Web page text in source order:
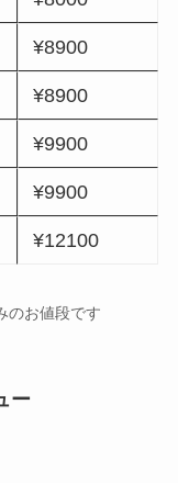
¥8900
¥8900
¥9900
¥9900
¥12100
お値段です
ー